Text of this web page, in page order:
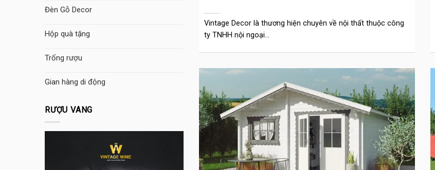
Đèn Gỗ Decor
Hộp quà tặng
Trống rượu
Gian hàng di động
RƯỢU VANG
Vintage Decor là thương hiện chuyên về nội thất thuộc công
ty TNHH nội ngoại...